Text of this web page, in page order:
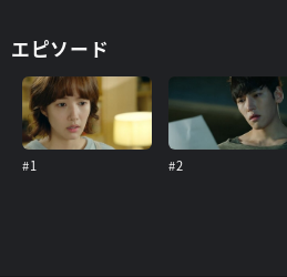
エピソード
#1 #2